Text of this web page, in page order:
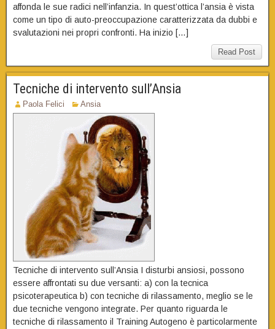
affonda le sue radici nell’infanzia. In quest’ottica l’ansia è vista
come un tipo di auto-preoccupazione caratterizzata da dubbi e
svalutazioni nei propri confronti. Ha inizio […]
Read Post
Tecniche di intervento sull’Ansia
Paola Felici Ansia
Tecniche di intervento sull’Ansia I disturbi ansiosi, possono
essere affrontati su due versanti: a) con la tecnica
psicoterapeutica b) con tecniche di rilassamento, meglio se le
due tecniche vengono integrate. Per quanto riguarda le
tecniche di rilassamento il Training Autogeno è particolarmente